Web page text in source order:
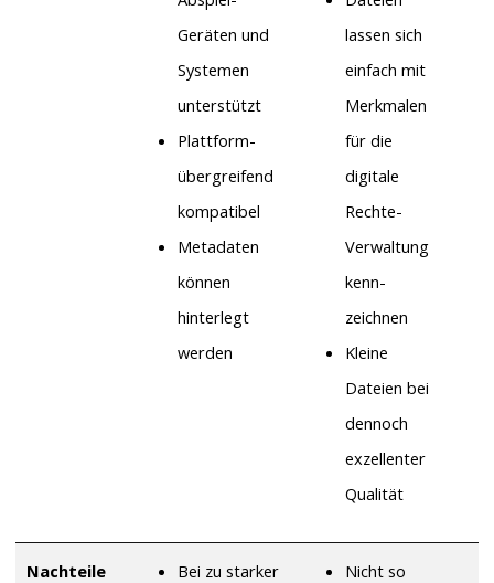
Geräten und
Systemen
unterstützt
Plattform-
übergreifend
kompatibel
Metadaten
können
hinterlegt
werden
lassen sich
einfach mit
Merkmalen
für die
digitale
Rechte-
Verwaltung
kenn-
zeichnen
Kleine
Dateien bei
dennoch
exzellenter
Qualität
Nachteile
Bei zu starker
Nicht so